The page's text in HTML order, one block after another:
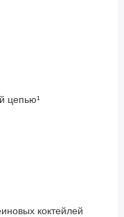
цепью¹
коктейлей